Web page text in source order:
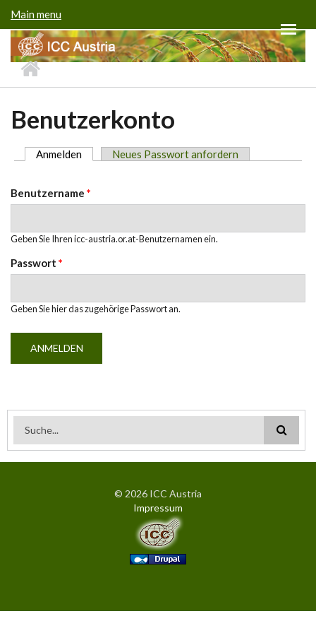
Main menu
Benutzerkonto
Anmelden (aktiver Reiter)
Neues Passwort anfordern
Benutzername *
Geben Sie Ihren icc-austria.or.at-Benutzernamen ein.
Passwort *
Geben Sie hier das zugehörige Passwort an.
Suchformular
© 2026 ICC Austria
Impressum